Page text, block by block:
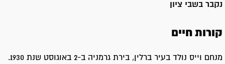
נקבר בשבי ציון
קורות חיים